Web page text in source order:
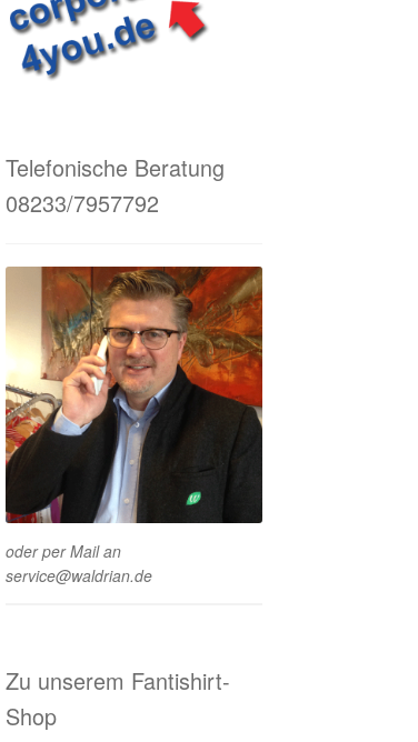
Telefonische Beratung
08233/7957792
oder per Mail an
service@waldrian.de
Zu unserem Fantishirt-
Shop